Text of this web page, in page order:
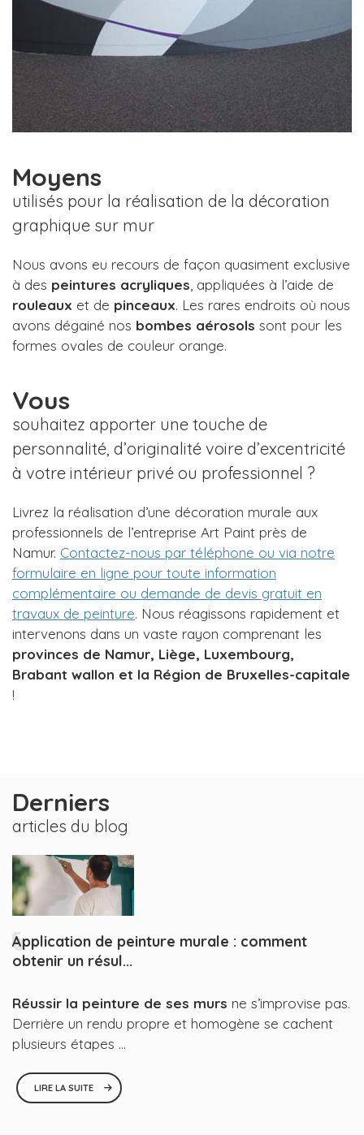
Moyens
utilisés pour la réalisation de la décoration
graphique sur mur
Nous avons eu recours de façon quasiment exclusive
à des peintures acryliques , appliquées à l’aide de
rouleaux et de pinceaux. Les rares endroits où nous
avons dégainé nos bombes aérosols sont pour les
formes ovales de couleur orange.
Vous
souhaitez apporter une touche de
personnalité, d’originalité voire d’excentricité
à votre intérieur privé ou professionnel ?
Livrez la réalisation d’une décoration murale aux
professionnels de l’entreprise Art Paint près de
Namur. Contactez-nous par téléphone ou via notre
formulaire en ligne pour toute information
complémentaire ou demande de devis gratuit en
travaux de peinture. Nous réagissons rapidement et
intervenons dans un vaste rayon comprenant les
provinces de Namur, Liège, Luxembourg,
Brabant wallon et la Région de Bruxelles-capitale
!
Derniers
articles du blog
Application de peinture murale : comment
obtenir un résul...
Réussir la peinture de ses murs ne s’improvise pas.
Derrière un rendu propre et homogène se cachent
plusieurs étapes ...
LIRE LA SUITE